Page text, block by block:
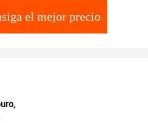
el mejor precio
,